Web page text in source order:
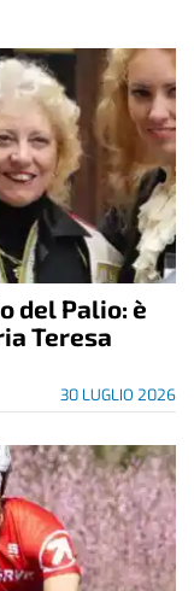
del Palio: è
Teresa
30 LUGLIO 2026